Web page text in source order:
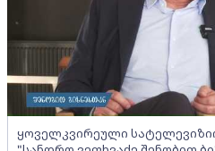
ყოველკვირეული